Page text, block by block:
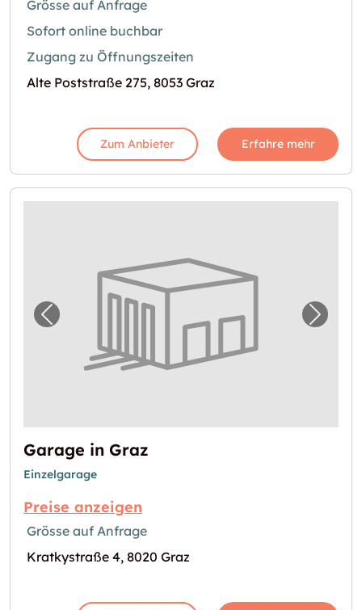
Grösse auf Anfrage
Sofort online buchbar
Zugang zu Öffnungszeiten
Alte Poststraße 275, 8053 Graz
Zum Anbieter Erfahre mehr
Vorheriges Bild für "Garage in Graz"
Garage in Graz
Einzelgarage
Preise anzeigen
Grösse auf Anfrage
Kratkystraße 4, 8020 Graz